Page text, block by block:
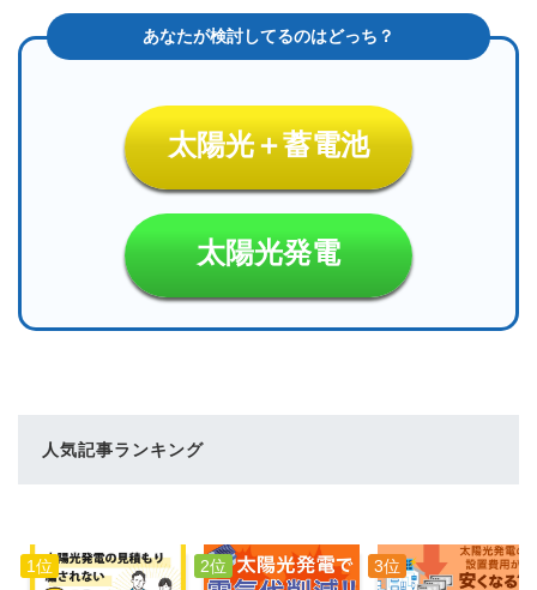
太陽光＋蓄電池
太陽光発電
人気記事ランキング
1位 2位 3位